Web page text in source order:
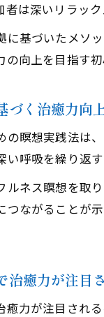
者は深いリラッ
に基づいたメソ
の向上を目指す
づく治癒力向
の瞑想実践法は
い呼吸を繰り返
ルネス瞑想を取
つながることが
治癒力が注目
癒力が注目され